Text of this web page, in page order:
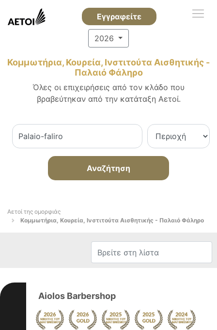
Εγγραφείτε
2026
Κομμωτήρια, Κουρεία, Ινστιτούτα Αισθητικής -
Παλαιό Φάληρο
Όλες οι επιχειρήσεις από τον κλάδο που
βραβεύτηκαν από την κατάταξη Αετοί.
Αναζήτηση
Αετοί της ομορφιάς
Κομμωτήρια, Κουρεία, Ινστιτούτα Αισθητικής - Παλαιό Φάληρο
Aiolos Barbershop